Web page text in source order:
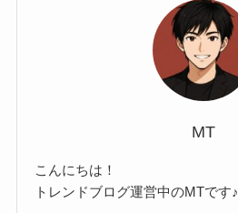
MT
こんにちは！
トレンドブログ運営中のMTです♪